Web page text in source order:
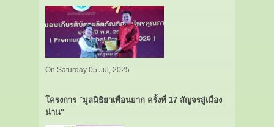
On Saturday 05 Jul, 2025
โครงการ "มูลนิธิยาเพื่อนยาก ครั้งที่ 17 สัญจรสู่เมือง
น่าน"